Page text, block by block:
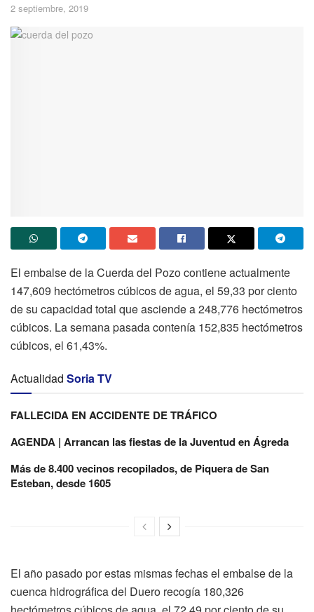
2 septiembre, 2019
El embalse de la Cuerda del Pozo contiene actualmente
147,609 hectómetros cúbicos de agua, el 59,33 por ciento
de su capacidad total que asciende a 248,776 hectómetros
cúbicos. La semana pasada contenía 152,835 hectómetros
cúbicos, el 61,43%.
Actualidad Soria TV
FALLECIDA EN ACCIDENTE DE TRÁFICO
AGENDA | Arrancan las fiestas de la Juventud en Ágreda
Más de 8.400 vecinos recopilados, de Piquera de San
Esteban, desde 1605
El año pasado por estas mismas fechas el embalse de la
cuenca hidrográfica del Duero recogía 180,326